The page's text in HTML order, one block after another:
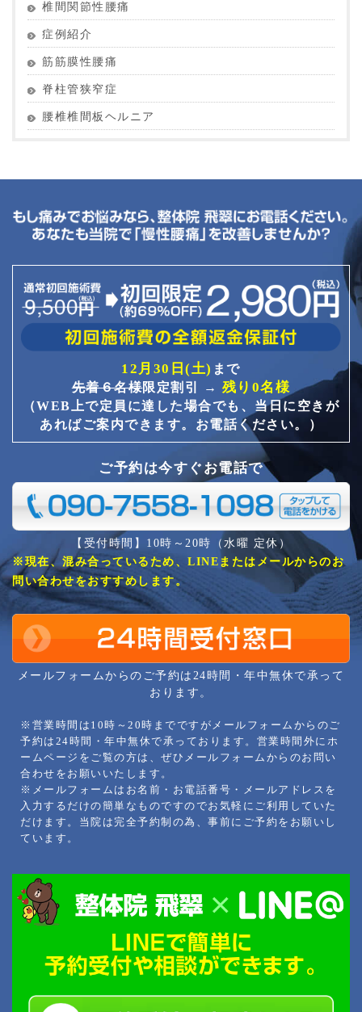
椎間関節性腰痛
症例紹介
筋筋膜性腰痛
脊柱管狭窄症
腰椎椎間板ヘルニア
12月30日(土) まで
先着６名様限定割引 → 残り0名様
（WEB上で定員に達した場合でも、当日に空きが
あればご案内できます。お電話ください。）
ご予約は今すぐお電話で
【受付時間】10時～20時（水曜 定休）
※現在、混み合っているため、LINEまたはメールからのお
問い合わせをおすすめします。
メールフォームからのご予約は24時間・年中無休で承って
おります。
※営業時間は10時～20時までですがメールフォームからのご
予約は24時間・年中無休で承っております。営業時間外にホ
ームページをご覧の方は、ぜひメールフォームからのお問い
合わせをお願いいたします。
※メールフォームはお名前・お電話番号・メールアドレスを
入力するだけの簡単なものですのでお気軽にご利用していた
だけます。当院は完全予約制の為、事前にご予約をお願いし
ています。